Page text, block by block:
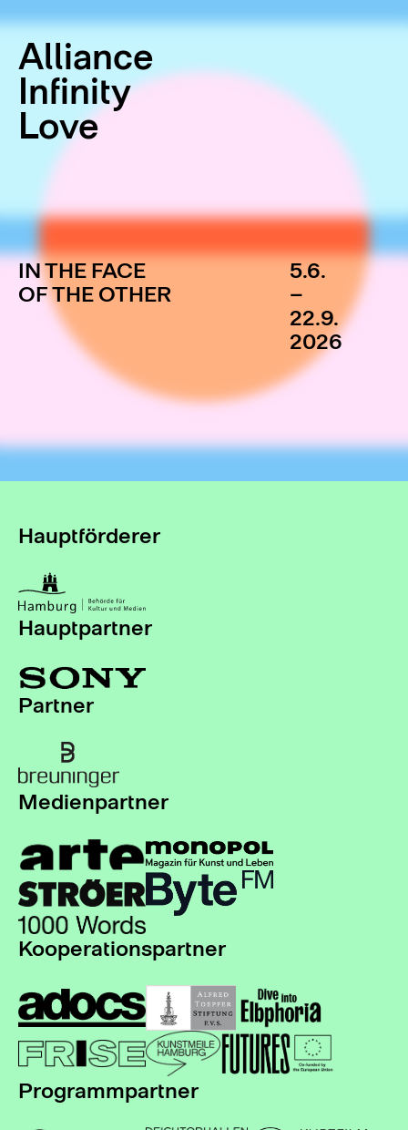
Alliance
Infinity
Love
IN THE FACE
OF THE OTHER
5.6.
–
22.9.
2026
Hauptförderer
Hauptpartner
Partner
Medienpartner
Kooperationspartner
Programmpartner